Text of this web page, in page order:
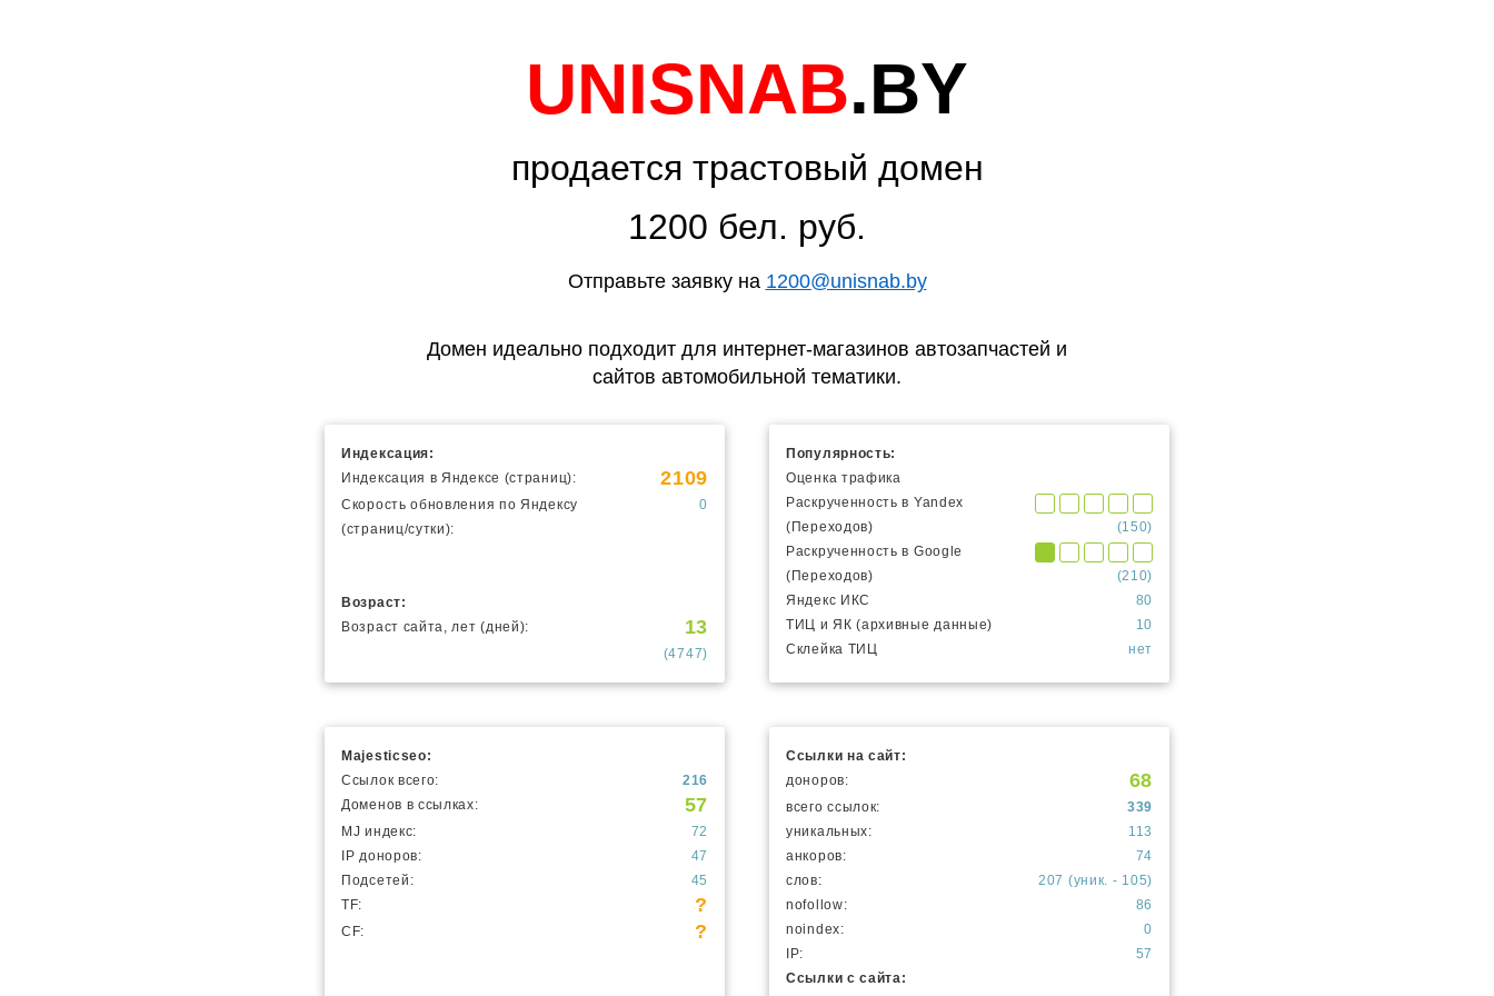
UNISNAB.BY
продается трастовый домен
1200 бел. руб.
Отправьте заявку на 1200@unisnab.by
Домен идеально подходит для интернет-магазинов автозапчастей и
сайтов автомобильной тематики.
Индексация:
Индексация в Яндексе (страниц):
2109
Скорость обновления по Яндексу
(страниц/сутки):
0
Возраст:
Возраст сайта, лет (дней):
13
(4747)
Популярность:
Оценка трафика
Раскрученность в Yandex
(Переходов)
(150)
Раскрученность в Google
(Переходов)
(210)
Яндекс ИКС
80
ТИЦ и ЯК (архивные данные)
10
Склейка ТИЦ
нет
Majesticseo:
Ссылок всего:
216
Доменов в ссылках:
57
MJ индекс:
72
IP доноров:
47
Подсетей:
45
TF:
?
CF: ?
Ссылки на сайт:
доноров:
68
всего ссылок:
339
уникальных:
113
анкоров:
74
слов:
207 (уник. - 105)
nofollow:
86
noindex:
0
IP:
57
Ссылки с сайта: